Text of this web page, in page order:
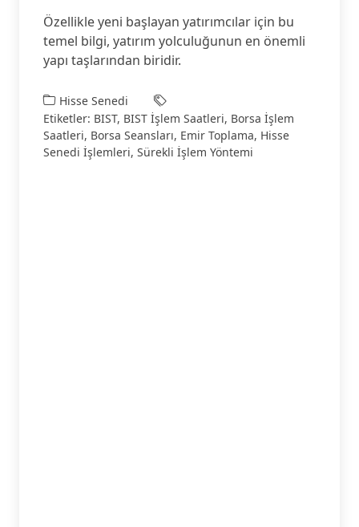
Özellikle yeni başlayan yatırımcılar için bu
temel bilgi, yatırım yolculuğunun en önemli
yapı taşlarından biridir.
Hisse Senedi
Etiketler: BIST, BIST İşlem Saatleri, Borsa İşlem
Saatleri, Borsa Seansları, Emir Toplama, Hisse
Senedi İşlemleri, Sürekli İşlem Yöntemi